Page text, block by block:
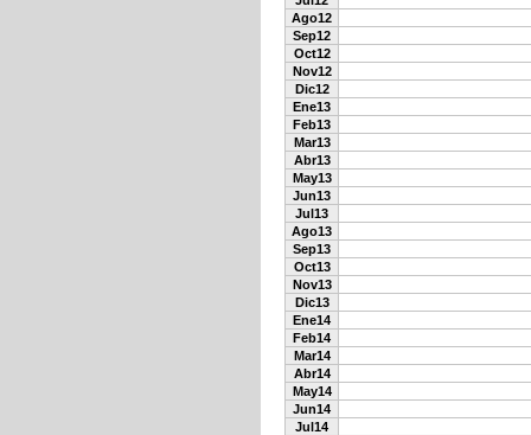
Ago12
Sep12
Oct12
Nov12
Dic12
Ene13
Feb13
Mar13
Abr13
May13
Jun13
Jul13
Ago13
Sep13
Oct13
Nov13
Dic13
Ene14
Feb14
Mar14
Abr14
May14
Jun14
Jul14